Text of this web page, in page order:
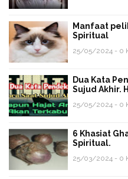
Manfaat
Spiritual
25/05/2024 - 0
Dua Kata
Sujud Akhir.
25/05/2024 - 0
6 Khasiat
Spiritual.
25/03/2024 - 0